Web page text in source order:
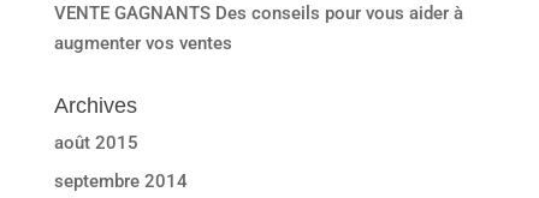
VENTE GAGNANTS Des conseils pour vous aider à
augmenter vos ventes
Archives
août 2015
septembre 2014